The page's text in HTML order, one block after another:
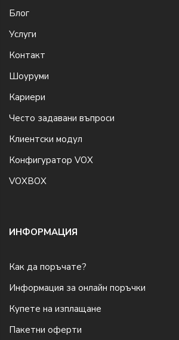
Блог
Услуги
Контакт
Шоуруми
Кариери
Често задавани въпроси
Клиентски модул
Конфигуратор VOX
VOXBOX
ИНФОРМАЦИЯ
Как да поръчате?
Информация за онлайн поръчки
Купете на изплащане
Пакетни оферти